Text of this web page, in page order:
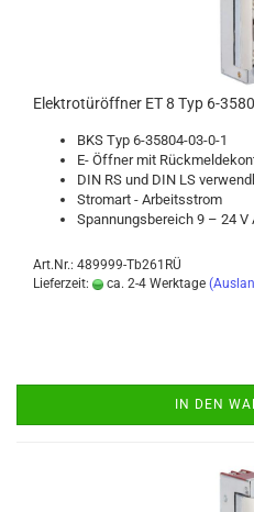
Elek­tro­tür­öff­ner ET 8 Typ 6-​
BKS Typ 6-​35804-03-0-1
E- Öff­ner mit
DIN RS und DIN LS
Strom­art - Ar­beits­strom
Span­nungs­be­reich 9 – 24 V
Art.Nr.: 489999-Tb261RÜ
Lieferzeit:
ca. 2-4 Werktage
IN DEN